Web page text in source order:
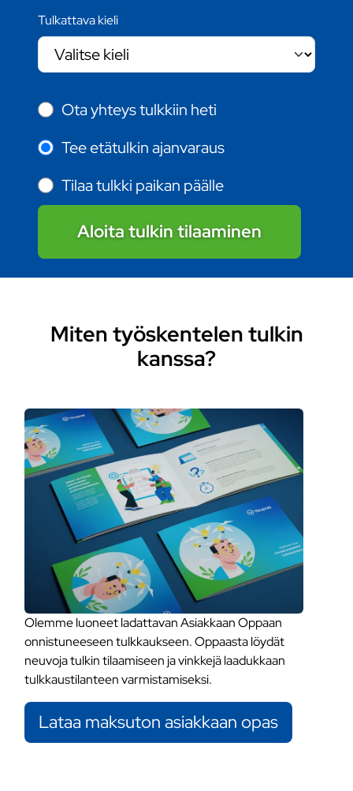
Tulkattava kieli
Ota yhteys tulkkiin heti
Tee etätulkin ajanvaraus
Tilaa tulkki paikan päälle
Aloita tulkin tilaaminen
Miten työskentelen tulkin
kanssa?
Olemme luoneet ladattavan Asiakkaan Oppaan
onnistuneeseen tulkkaukseen. Oppaasta löydät
neuvoja tulkin tilaamiseen ja vinkkejä laadukkaan
tulkkaustilanteen varmistamiseksi.
Lataa maksuton asiakkaan opas